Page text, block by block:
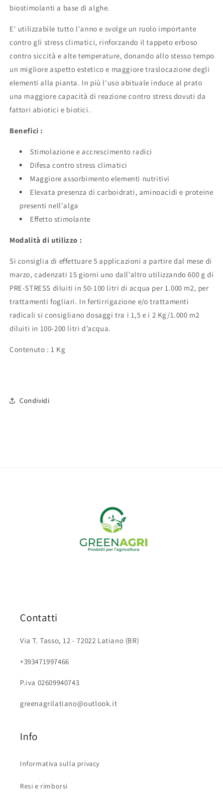
biostimolanti a base di alghe.
E' utilizzabile tutto l'anno e svolge un ruolo importante
contro gli stress climatici, rinforzando il tappeto erboso
contro siccità e alte temperature, donando allo stesso tempo
un migliore aspetto estetico e maggiore traslocazione degli
elementi alla pianta. In più l'uso abituale induce al prato
una maggiore capacità di reazione contro stress dovuti da
fattori abiotici e biotici.
Benefici :
Stimolazione e accrescimento radici
Difesa contro stress climatici
Maggiore assorbimento elementi nutritivi
Elevata presenza di carboidrati, aminoacidi e proteine
presenti nell'alga
Effetto stimolante
Modalità di utilizzo :
Si consiglia di effettuare 5 applicazioni a partire dal mese di
marzo, cadenzati 15 giorni uno dall’altro utilizzando 600 g di
PRE-STRESS diluiti in 50-100 litri di acqua per 1.000 m2, per
trattamenti fogliari. In fertirrigazione e/o trattamenti
radicali si consigliano dosaggi tra i 1,5 e i 2 Kg/1.000 m2
diluiti in 100-200 litri d’acqua.
Contenuto : 1 Kg
Condividi
Contatti
Via T. Tasso, 12 - 72022 Latiano (BR)
+393471997466
P.iva 02609940743
greenagrilatiano@outlook.it
Info
Informativa sulla privacy
Resi e rimborsi